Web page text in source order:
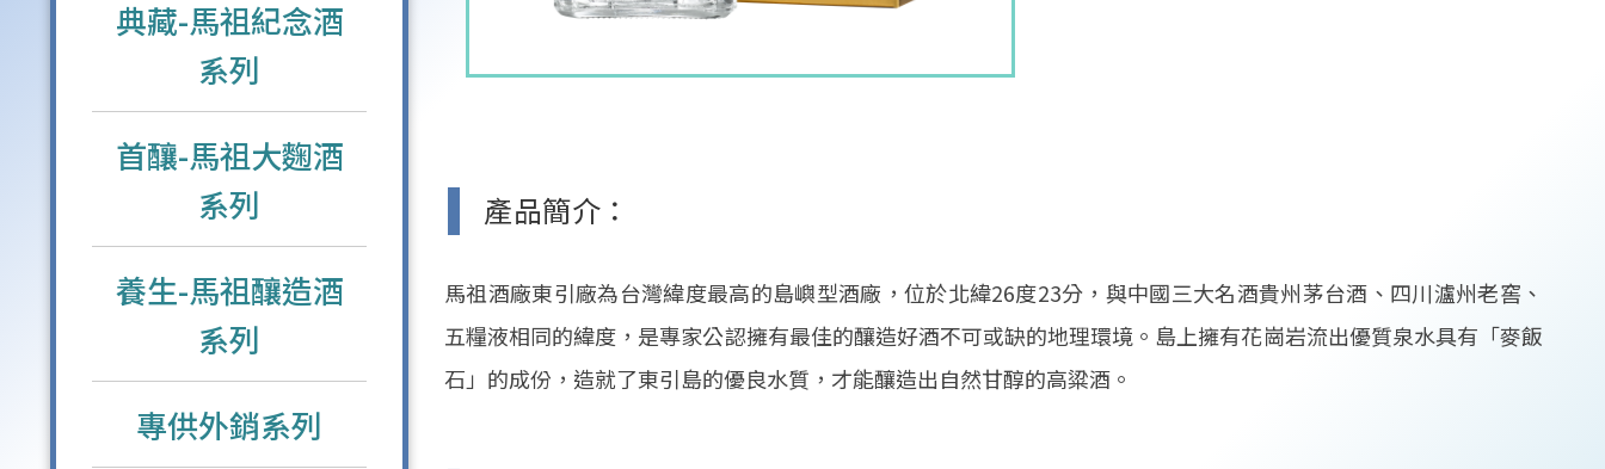
典藏-馬祖紀念酒
系列
首釀-馬祖大麴酒
系列
養生-馬祖釀造酒
系列
專供外銷系列
產品簡介：
馬祖酒廠東引廠為台灣緯度最高的島嶼型酒廠，位於北緯26度23分，與中國三大名酒貴州茅台酒、四川瀘州老窖、
五糧液相同的緯度，是專家公認擁有最佳的釀造好酒不可或缺的地理環境。島上擁有花崗岩流出優質泉水具有「麥飯
石」的成份，造就了東引島的優良水質，才能釀造出自然甘醇的高粱酒。